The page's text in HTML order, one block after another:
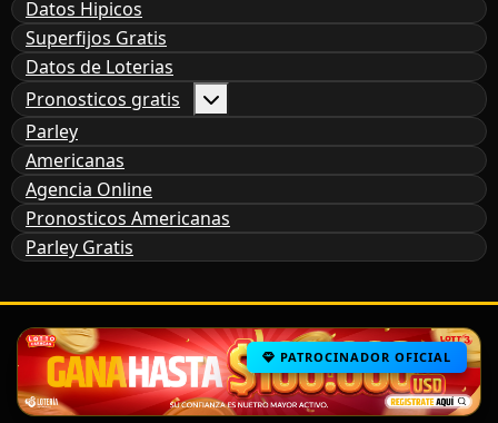
Datos Hipicos
Superfijos Gratis
Datos de Loterias
Pronosticos gratis
Parley
Americanas
Agencia Online
Pronosticos Americanas
Parley Gratis
PATROCINADOR OFICIAL